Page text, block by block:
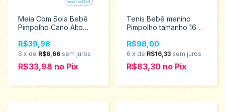
Meia Com Sola Bebê
Pimpolho Cano Alto
0074310
R$39,98
6 x de R$6,66 sem juros
R$33,98 no Pix
Tenis Bebê menino
Pimpolho tamanho 16 ao
R$98,00
6 x de R$16,33 sem juros
R$83,30 no Pix